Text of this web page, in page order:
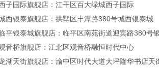
子国际旗舰店：江干区百大绿城西子国际
西银泰旗舰店：拱墅区丰潭路380号城西银泰城
平银泰城旗舰店：临平区南苑街道迎宾路380号
音桥旗舰店：江北区观音桥融恒时代中心
湖天街旗舰店：渝中区时代大道大坪隆华书店天